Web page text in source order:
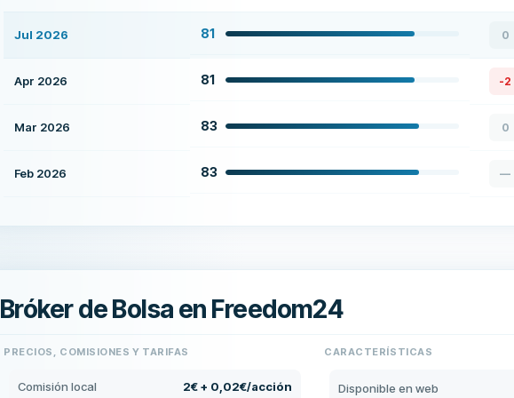
Jul 2026 81 0
Apr 2026 81 -2
Mar 2026 83 0
Feb 2026 83 —
Bróker de Bolsa en Freedom24
PRECIOS, COMISIONES Y TARIFAS
Comisión local 2€ + 0,02€/acción
CARACTERÍSTICAS
Disponible en web